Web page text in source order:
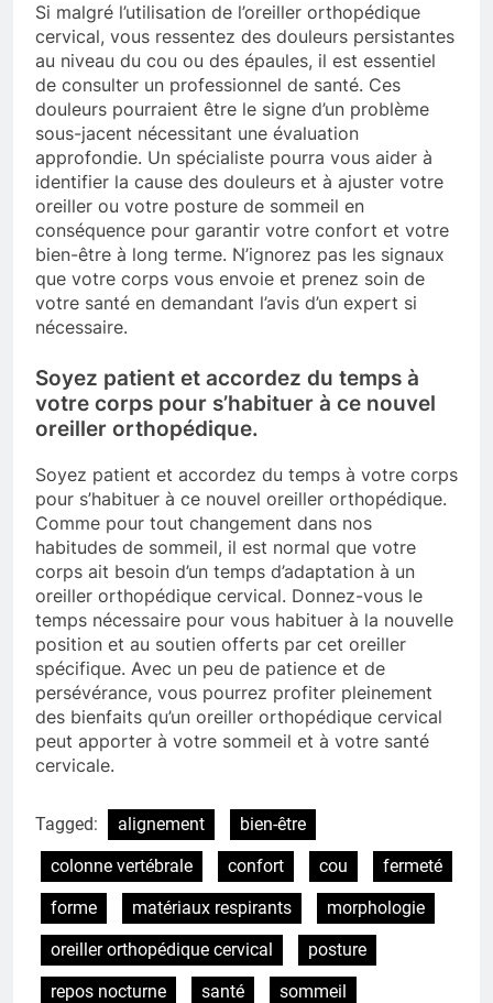
Si malgré l’utilisation de l’oreiller orthopédique
cervical, vous ressentez des douleurs persistantes
au niveau du cou ou des épaules, il est essentiel
de consulter un professionnel de santé. Ces
douleurs pourraient être le signe d’un problème
sous-jacent nécessitant une évaluation
approfondie. Un spécialiste pourra vous aider à
identifier la cause des douleurs et à ajuster votre
oreiller ou votre posture de sommeil en
conséquence pour garantir votre confort et votre
bien-être à long terme. N’ignorez pas les signaux
que votre corps vous envoie et prenez soin de
votre santé en demandant l’avis d’un expert si
nécessaire.
Soyez patient et accordez du temps à
votre corps pour s’habituer à ce nouvel
oreiller orthopédique.
Soyez patient et accordez du temps à votre corps
pour s’habituer à ce nouvel oreiller orthopédique.
Comme pour tout changement dans nos
habitudes de sommeil, il est normal que votre
corps ait besoin d’un temps d’adaptation à un
oreiller orthopédique cervical. Donnez-vous le
temps nécessaire pour vous habituer à la nouvelle
position et au soutien offerts par cet oreiller
spécifique. Avec un peu de patience et de
persévérance, vous pourrez profiter pleinement
des bienfaits qu’un oreiller orthopédique cervical
peut apporter à votre sommeil et à votre santé
cervicale.
Tagged: alignement
bien-être
colonne vertébrale
confort cou
fermeté
forme
matériaux respirants
morphologie
oreiller orthopédique cervical
posture
repos nocturne
santé
sommeil